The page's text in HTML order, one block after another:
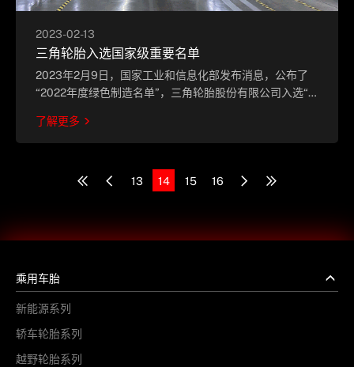
2023-02-13
三角轮胎入选国家级重要名单
2023年2月9日，国家工业和信息化部发布消息，公布了
“2022年度绿色制造名单”，三角轮胎股份有限公司入选“绿
了解更多
13 14 15 16
乘用车胎
新能源系列
轿车轮胎系列
越野轮胎系列